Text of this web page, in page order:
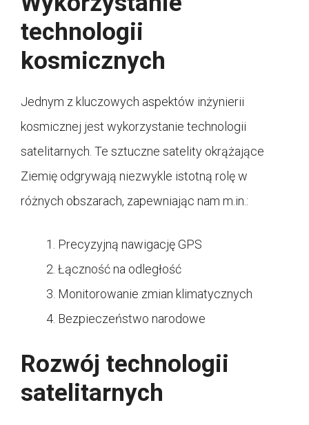
technologii
kosmicznych
Jednym z kluczowych aspektów inżynierii
kosmicznej jest wykorzystanie technologii
satelitarnych. Te sztuczne satelity okrążające
Ziemię odgrywają niezwykle istotną rolę w
różnych obszarach, zapewniając nam m.in.:
Precyzyjną nawigację GPS
Łączność na odległość
Monitorowanie zmian klimatycznych
Bezpieczeństwo narodowe
Rozwój technologii
satelitarnych